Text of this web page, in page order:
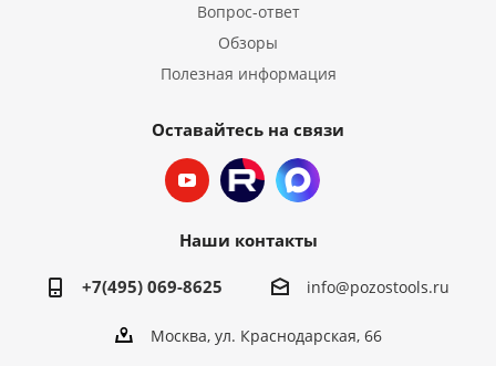
Вопрос-ответ
Обзоры
Полезная информация
Оставайтесь на связи
Наши контакты
+7(495) 069-8625 info@pozostools.ru
Москва, ул. Краснодарская, 66